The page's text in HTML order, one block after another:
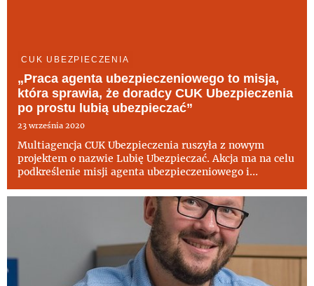
CUK UBEZPIECZENIA
„Praca agenta ubezpieczeniowego to misja,
która sprawia, że doradcy CUK Ubezpieczenia
po prostu lubią ubezpieczać”
23 września 2020
Multiagencja CUK Ubezpieczenia ruszyła z nowym
projektem o nazwie Lubię Ubezpieczać. Akcja ma na celu
podkreślenie misji agenta ubezpieczeniowego i
szczegółach Lubię Ubezpieczać opowiada Jacek Byliński,